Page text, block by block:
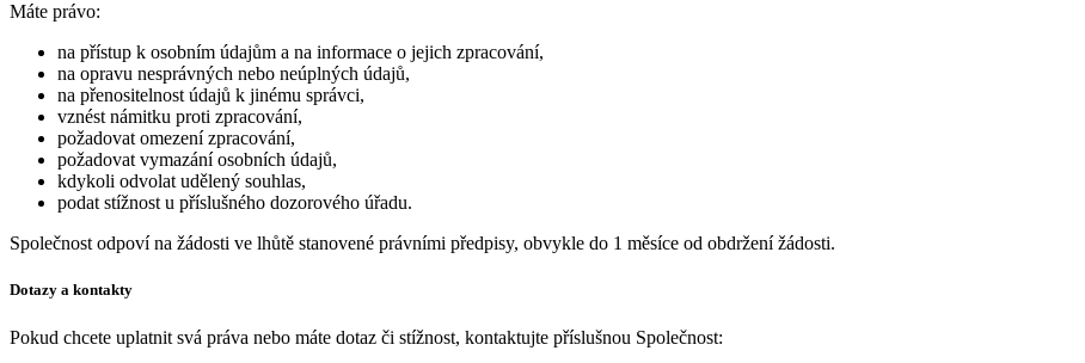
Máte právo:
na přístup k osobním údajům a na informace o jejich zpracování,
na opravu nesprávných nebo neúplných údajů,
na přenositelnost údajů k jinému správci,
vznést námitku proti zpracování,
požadovat omezení zpracování,
požadovat vymazání osobních údajů,
kdykoli odvolat udělený souhlas,
podat stížnost u příslušného dozorového úřadu.
Společnost odpoví na žádosti ve lhůtě stanovené právními předpisy, obvykle do 1 měsíce od obdržení žádosti.
Dotazy a kontakty
Pokud chcete uplatnit svá práva nebo máte dotaz či stížnost, kontaktujte příslušnou Společnost: